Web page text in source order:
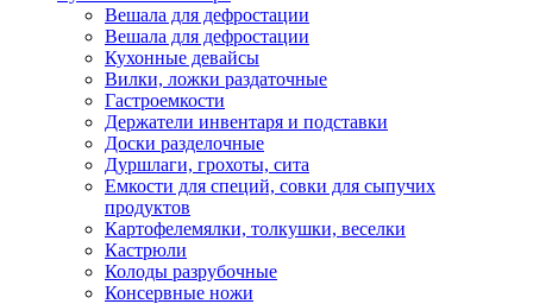
Вешала для дефростации
Вешала для дефростации
Кухонные девайсы
Вилки, ложки раздаточные
Гастроемкости
Держатели инвентаря и подставки
Доски разделочные
Дуршлаги, грохоты, сита
Емкости для специй, совки для сыпучих
продуктов
Картофелемялки, толкушки, веселки
Кастрюли
Колоды разрубочные
Консервные ножи